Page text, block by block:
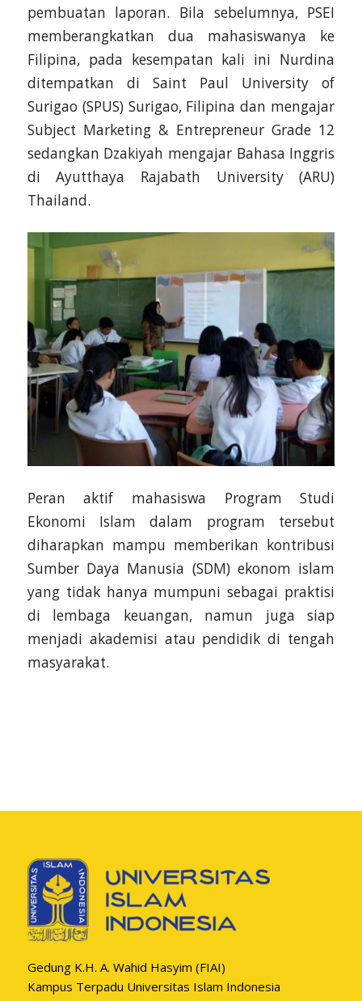
pembuatan laporan. Bila sebelumnya, PSEI
memberangkatkan dua mahasiswanya ke
Filipina, pada kesempatan kali ini Nurdina
ditempatkan di Saint Paul University of
Surigao (SPUS) Surigao, Filipina dan mengajar
Subject Marketing & Entrepreneur Grade 12
sedangkan Dzakiyah mengajar Bahasa Inggris
di Ayutthaya Rajabath University (ARU)
Thailand.
Peran aktif mahasiswa Program Studi
Ekonomi Islam dalam program tersebut
diharapkan mampu memberikan kontribusi
Sumber Daya Manusia (SDM) ekonom islam
yang tidak hanya mumpuni sebagai praktisi
di lembaga keuangan, namun juga siap
menjadi akademisi atau pendidik di tengah
masyarakat.
Gedung K.H. A. Wahid Hasyim (FIAI)
Kampus Terpadu Universitas Islam Indonesia